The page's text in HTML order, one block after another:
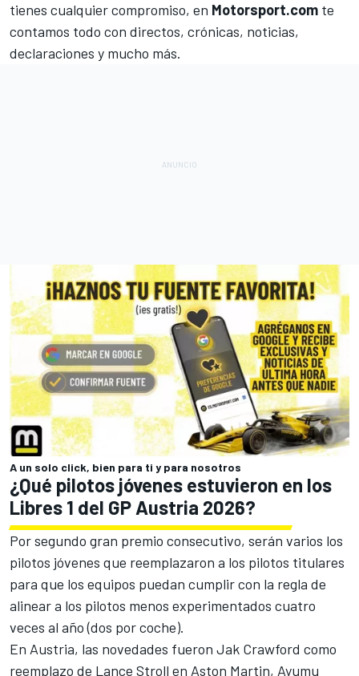
tienes cualquier compromiso, en Motorsport.com te
contamos todo con directos, crónicas, noticias,
declaraciones y mucho más.
A un solo click, bien para ti y para nosotros
¿Qué pilotos jóvenes estuvieron en los
Libres 1 del GP Austria 2026?
Por segundo gran premio consecutivo, serán varios los
pilotos jóvenes que reemplazaron a los pilotos titulares
para que los equipos puedan cumplir con la regla de
alinear a los pilotos menos experimentados cuatro
veces al año (dos por coche).
En Austria, las novedades fueron Jak Crawford como
reemplazo de Lance Stroll en Aston Martin, Ayumu